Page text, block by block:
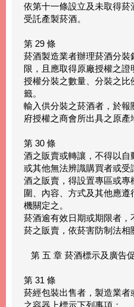
依第十一條設立及未取得
受託產製菸酒。
第 29 條
菸酒製造業者辦理菸酒分裝
限，且應取得原廠授權之
授權分裝之數量、分裝之
籤。
輸入供分裝之菸酒者，於
府授權之商會所出具之原產
第 30 條
酒之販賣或轉讓，不得以
或其他無法辨識購買者或受
酒之販賣，得設置專區或專
圍、內容、方式及其他應
機關定之。
菸酒逾有效日期或期限者，
菸之販賣，依菸害防制法相
第 五 章 菸酒標示及廣告
第 31 條
菸經包裝出售者，製造業
之容器上標示下列事項：